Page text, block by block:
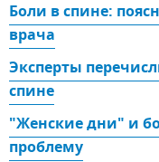
Боли в спине:
врача
Эксперты
спине
"Женские дни" и
проблему